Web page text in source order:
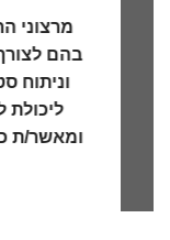
מרצוני
בהם
וניתוח
ליכולת
ומאשר/ת